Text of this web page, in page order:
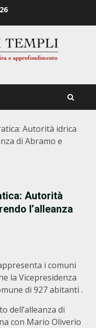
Autorità idrica
di Abramo e
Autorità
l’alleanza
i comuni
la Vicepresidenza
di 927 abitanti .
dell’alleanza di
con Mario Oliverio